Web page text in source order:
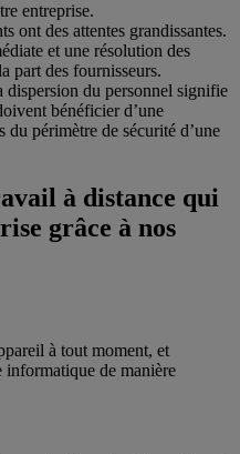
entreprise.
ont des attentes grandissantes.
et une résolution des
part des fournisseurs.
dispersion du personnel signifie
bénéficier d’une
du périmètre de sécurité d’une
à distance qui
grâce à nos
à tout moment, et
informatique de manière